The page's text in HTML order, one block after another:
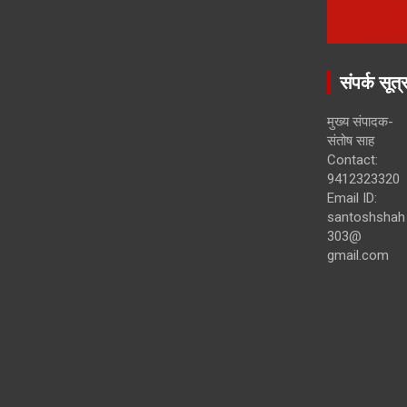
संपर्क
मुख्य संपादक-
संतोष साह
Contact:
9412323320
Email ID:
santoshshah
303@
gmail.com